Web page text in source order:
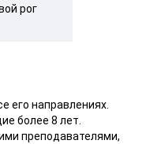
рог
его направлениях.
более 8 лет.
преподавателями,